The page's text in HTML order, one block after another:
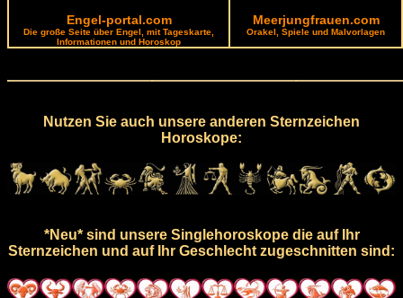
Engel-portal.com
Die große Seite über Engel, mit Tageskarte,
Informationen und Horoskop
Meerjungfrauen.com
Orakel, Spiele und Malvorlagen
Nutzen Sie auch unsere anderen Sternzeichen
Horoskope:
*Neu* sind unsere Singlehoroskope die auf Ihr
Sternzeichen und auf Ihr Geschlecht zugeschnitten sind: